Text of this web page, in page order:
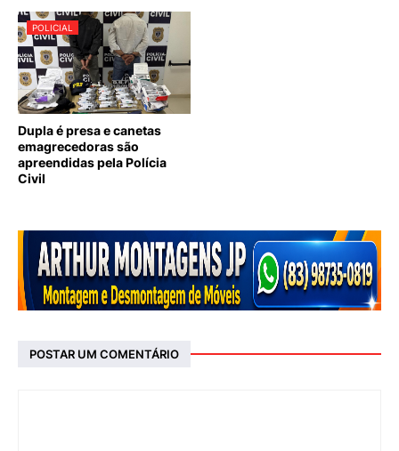
POLICIAL
Dupla é presa e canetas
emagrecedoras são
apreendidas pela Polícia
Civil
POSTAR UM COMENTÁRIO